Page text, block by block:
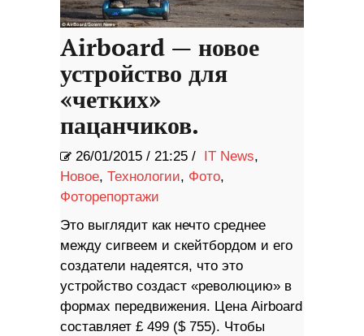
Airboard — новое
устройство для
«четких»
пацанчиков.
26/01/2015 / 21:25 / IT News,
Новое, Технологии, Фото,
Фоторепортажи
Это выглядит как нечто среднее
между сигвеем и скейтбордом и его
создатели надеятся, что это
устройство создаст «революцию» в
формах передвижения. Цена Airboard
составляет £ 499 ($ ​​755). Чтобы